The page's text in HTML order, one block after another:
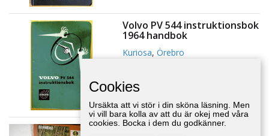
Volvo PV 544 instruktionsbok
1964 handbok
Kuriosa,Örebro
Bandspelare och högtalare
Cookies
Ursäkta att vi stör i din sköna läsning. Men
vi vill bara kolla av att du är okej med våra
cookies. Bocka i dem du godkänner.